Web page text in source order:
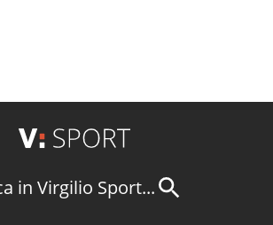
in Virgilio Sport...